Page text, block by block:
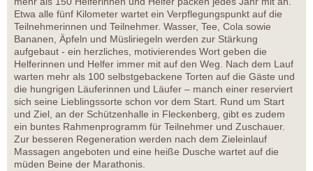
Etwa alle fünf Kilometer wartet ein Verpflegungspunkt auf die
Teilnehmerinnen und Teilnehmer. Wasser, Tee, Cola sowie
Bananen, Äpfeln und Müsliriegeln werden zur Stärkung
aufgebaut - ein herzliches, motivierendes Wort geben die
Helferinnen und Helfer immer mit auf den Weg. Nach dem Lauf
warten mehr als 100 selbstgebackene Torten auf die Gäste und
die hungrigen Läuferinnen und Läufer – manch einer reserviert
sich seine Lieblingssorte schon vor dem Start. Rund um Start
und Ziel, an der Schützenhalle in Fleckenberg, gibt es zudem
ein buntes Rahmenprogramm für Teilnehmer und Zuschauer.
Zur besseren Regeneration werden nach dem Zieleinlauf
Massagen angeboten und eine heiße Dusche wartet auf die
müden Beine der Marathonis.